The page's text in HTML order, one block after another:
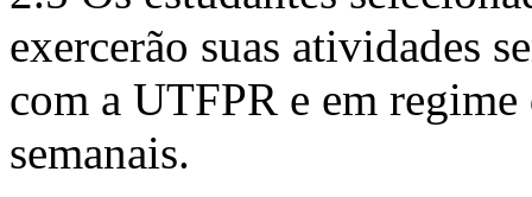
exercerão suas atividades
com a UTFPR e em
semanais.